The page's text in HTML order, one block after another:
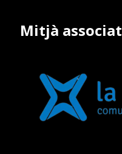
Mitjà associat